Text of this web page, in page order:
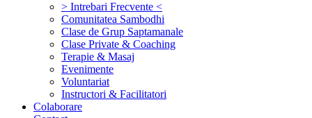
> Intrebari Frecvente <
Comunitatea Sambodhi
Clase de Grup Saptamanale
Clase Private & Coaching
Terapie & Masaj
‎Evenimente
Voluntariat
‏‏‎Instructori & Facilitatori
Colaborare